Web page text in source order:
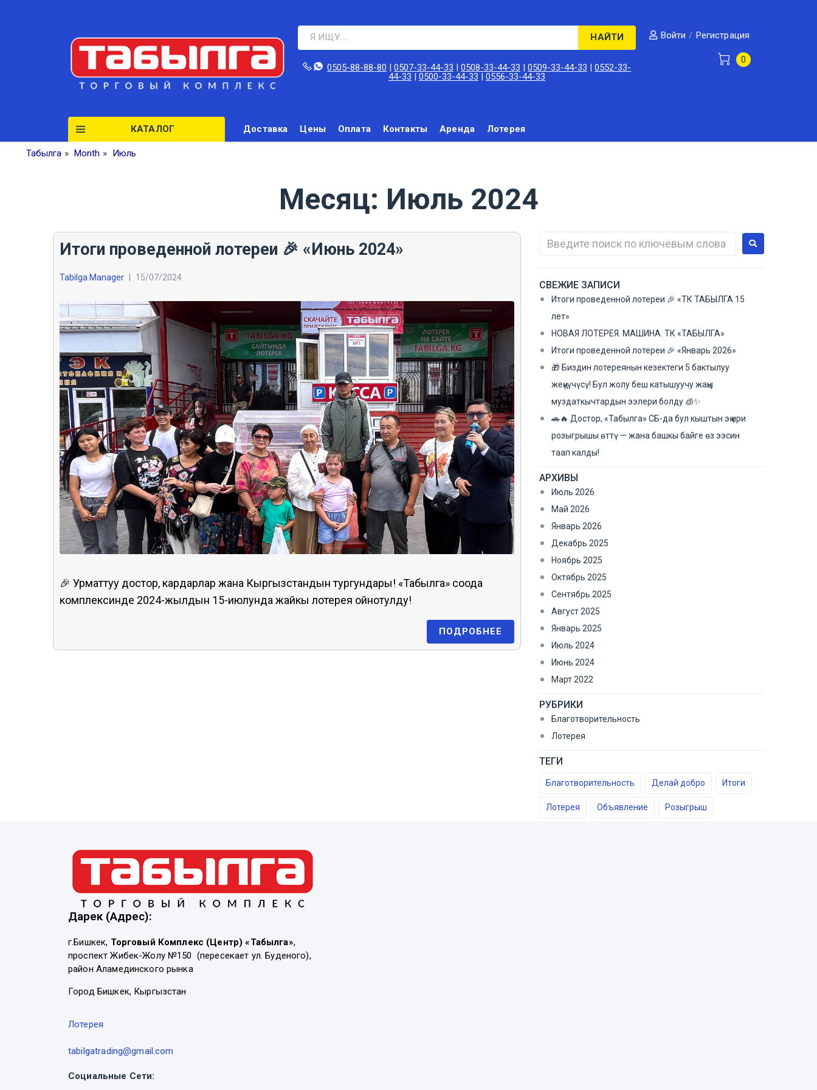
НАЙТИ
0505-88-88-80‬ |0507-33-44-33 |0508-33-44-33 |0509-33-44-33 |0552-33-
44-33 |0500-33-44-33 |0556-33-44-33
Войти / Регистрация
0
КАТАЛОГ Доставка Цены Оплата Контакты Аренда Лотерея
Табылга » Month » Июль
Месяц: Июль 2024
Итоги проведенной лотереи 🎉 «Июнь 2024»
Tabilga Manager 15/07/2024
🎉 Урматтуу достор, кардарлар жана Кыргызстандын тургундары! «Табылга» соода
комплексинде 2024-жылдын 15-июлунда жайкы лотерея ойнотулду!
ПОДРОБНЕЕ
СВЕЖИЕ ЗАПИСИ
Итоги проведенной лотереи 🎉 «ТК ТАБЫЛГА 15
лет»
НОВАЯ ЛОТЕРЕЯ. МАШИНА. ТК «ТАБЫЛГА»​
Итоги проведенной лотереи 🎉 «Январь 2026»
🎁 Биздин лотереянын кезектеги 5 бактылуу
жеңүүчүсү! Бул жолу беш катышуучу жаңы
муздаткычтардын ээлери болду 🧊✨
🚗🔥 Достор, «Табылга» СБ-да бул кыштын эң ири
розыгрышы өттү — жана башкы байге өз ээсин
таап калды!
АРХИВЫ
Июль 2026
Май 2026
Январь 2026
Декабрь 2025
Ноябрь 2025
Октябрь 2025
Сентябрь 2025
Август 2025
Январь 2025
Июль 2024
Июнь 2024
Март 2022
РУБРИКИ
Благотворительность
Лотерея
ТЕГИ
Благотворительность Делай добро Итоги
Лотерея Объявление Розыгрыш
Дарек (Адрес):
г.Бишкек, Торговый Комплекс (Центр) «Табылга»,
проспект Жибек-Жолу №150 (пересекает ул. Буденого),
район Аламединского рынка
Город Бишкек, Кыргызстан
Лотерея
tabilgatrading@gmail.com
Социальные Сети: